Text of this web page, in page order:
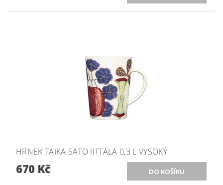
HRNEK TAIKA SATO IITTALA 0,3 L VYSOKÝ
670 Kč